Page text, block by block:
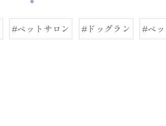
#ペットサロン #ドッグラン #ペ